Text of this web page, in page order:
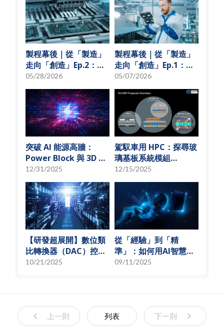
製程幕後｜從「製造」
走向「創造」Ep.2：
「從無到有」的技術革
新
05/28/2026
製程幕後｜從「製造」
走向「創造」Ep.1：揭
秘 USI技術先行軍
05/07/2026
突破 AI 能源高牆：
Power Block 與 3D 微
小化解決方案
12/31/2025
駕馭車用 HPC：探尋玻
璃基板系統模組
(SoMoG) 技術的「最佳
甜蜜點」
12/15/2025
【研發超展開】數位類
比轉換器（DAC）控制
偏壓電流創新解決方
10/21/2025
從「經驗」到「精
準」：如何用AI智慧演
算法，實現高效射頻預
09/11/2025
上一則 列表 下一則